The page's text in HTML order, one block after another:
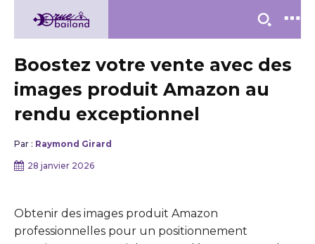
Boostez votre vente avec des
images produit Amazon au
rendu exceptionnel
Par : Raymond Girard
28 janvier 2026
Obtenir des images produit Amazon
professionnelles pour un positionnement